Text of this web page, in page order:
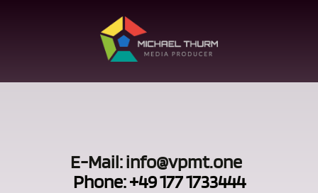
E-Mail: info@vpmt.one
Phone: +49 177 1733444